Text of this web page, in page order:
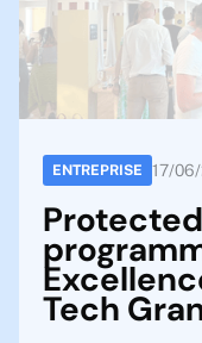
ENTREPRISE 17/06/
Tech